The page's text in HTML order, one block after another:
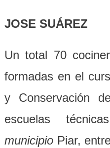
JOSE SUÁREZ
Un total 70
formadas en el
y Conservación
escuelas
municipioPiar,